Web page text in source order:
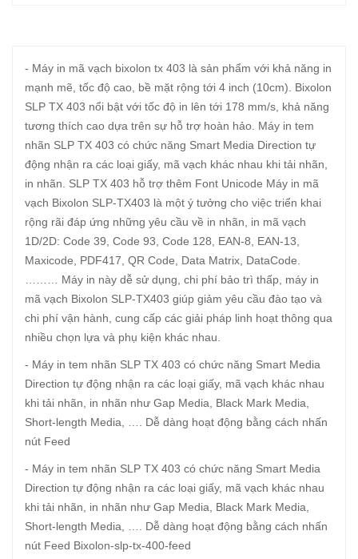
- Máy in mã vạch bixolon tx 403 là sản phẩm với khả năng in
mạnh mẽ, tốc độ cao, bề mặt rộng tới 4 inch (10cm). Bixolon
SLP TX 403 nổi bật với tốc độ in lên tới 178 mm/s, khả năng
tương thích cao dựa trên sự hỗ trợ hoàn hảo. Máy in tem
nhãn SLP TX 403 có chức năng Smart Media Direction tự
động nhận ra các loại giấy, mã vạch khác nhau khi tải nhãn,
in nhãn. SLP TX 403 hỗ trợ thêm Font Unicode Máy in mã
vạch Bixolon SLP-TX403 là một ý tưởng cho việc triển khai
rộng rãi đáp ứng những yêu cầu về in nhãn, in mã vạch
1D/2D: Code 39, Code 93, Code 128, EAN-8, EAN-13,
Maxicode, PDF417, QR Code, Data Matrix, DataCode.
……… Máy in này dễ sử dụng, chi phí bảo trì thấp, máy in
mã vạch Bixolon SLP-TX403 giúp giảm yêu cầu đào tạo và
chi phí vận hành, cung cấp các giải pháp linh hoạt thông qua
nhiều chọn lựa và phụ kiện khác nhau.
- Máy in tem nhãn SLP TX 403 có chức năng Smart Media
Direction tự động nhận ra các loại giấy, mã vạch khác nhau
khi tải nhãn, in nhãn như Gap Media, Black Mark Media,
Short-length Media, …. Dễ dàng hoạt động bằng cách nhấn
nút Feed
- Máy in tem nhãn SLP TX 403 có chức năng Smart Media
Direction tự động nhận ra các loại giấy, mã vạch khác nhau
khi tải nhãn, in nhãn như Gap Media, Black Mark Media,
Short-length Media, …. Dễ dàng hoạt động bằng cách nhấn
nút Feed Bixolon-slp-tx-400-feed